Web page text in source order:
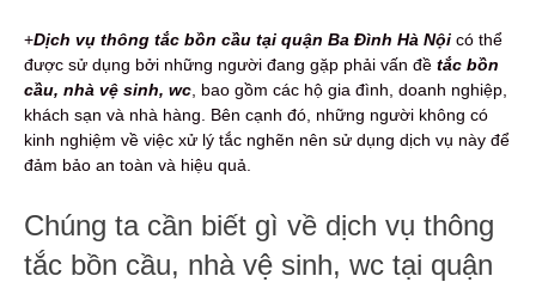
+Dịch vụ thông tắc bồn cầu tại quận Ba Đình Hà Nội có thể
được sử dụng bởi những người đang gặp phải vấn đề tắc bồn
cầu, nhà vệ sinh, wc , bao gồm các hộ gia đình, doanh nghiệp,
khách sạn và nhà hàng. Bên cạnh đó, những người không có
kinh nghiệm về việc xử lý tắc nghẽn nên sử dụng dịch vụ này để
đảm bảo an toàn và hiệu quả.
Chúng ta cần biết gì về dịch vụ thông
tắc bồn cầu, nhà vệ sinh, wc tại quận